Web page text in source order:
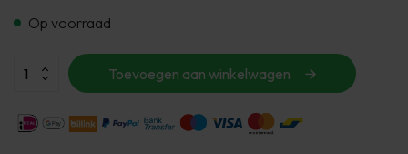
Op voorraad
Toevoegen aan winkelwagen